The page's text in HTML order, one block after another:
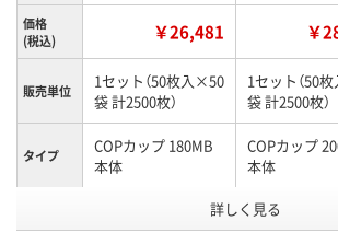
価格
(税込)
￥26,481 ￥
販売単位
1セット（50枚入×50
袋 計2500枚）
1セット（50
袋 計2500枚）
タイプ
COPカップ 180MB
本体
COPカップ
本体
P385205
詳しく見る